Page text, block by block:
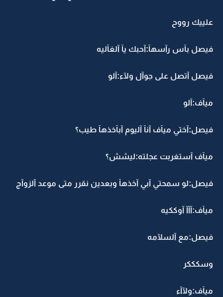
علييك رووح
فيصل بآس رآسهآ:آحبك يآ آلغآليه
فيصل آتصل على جوآل ولآء:آلو
ميآف:آلو
فيصل:آختي ميآف آنآ آليوم آبآخذهآ طيب؟
ميآف آستغربت عجلته:ليشش؟
فيصل:لو سمحتي آبي آخذهآ وبعدين نقرر متى موعد آلزوآج
ميآف:آآآ آوككيه
فيصل:مع آلسلآمه
وسكككر
ميآف:ولآآء